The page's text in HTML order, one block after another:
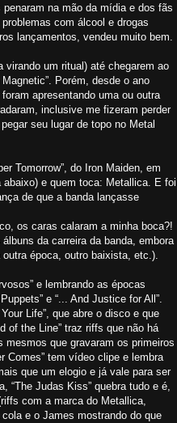
na mão da mídia e dos fãs
com álcool e drogas
lançamentos, vendeu muito bem.
virando um ritual) até chegarem ao
Porém, desde o ano
apresentando uma ou outra
inclusive me fizeram perder
seu lugar de topo no Metal
Tomorrow”, do Iron Maiden, em
e quem toca: Metallica. E foi
de que a banda lançasse
os caras calaram a minha boca?!
da carreira da banda, embora
época, outro baixista, etc.).
e lembrando as épocas
e “... And Justice for All”.
Life”, que abre o disco e que
of the Line” traz riffs que não há
que gravaram os primeiros
Comes” tem vídeo clipe e lembra
que um elogio e já vale para ser
“The Judas Kiss” quebra tudo e é,
com a marca do Metallica,
e o James mostrando do que